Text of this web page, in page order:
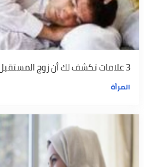
3 علامات تكشف لك أن زوج المستقبل "الابن المدلل لأمه"
المرأة